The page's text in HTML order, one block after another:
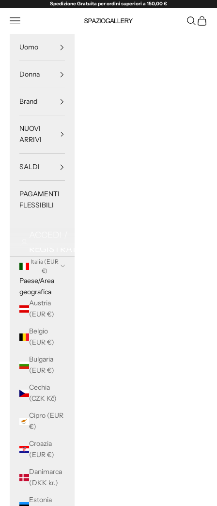
Spedizione Gratuita per ordini superiori a 150,00 €
SPAZIOGALLERY
Menù Cerca
Uomo
Donna
Brand
NUOVI
ARRIVI
SALDI
PAGAMENTI
FLESSIBILI
Italia (EUR
€)
Paese/Area
geografica
Austria
(EUR €)
Belgio
(EUR €)
Bulgaria
(EUR €)
Cechia
(CZK Kč)
Cipro (EUR
€)
Croazia
(EUR €)
Danimarca
(DKK kr.)
Estonia